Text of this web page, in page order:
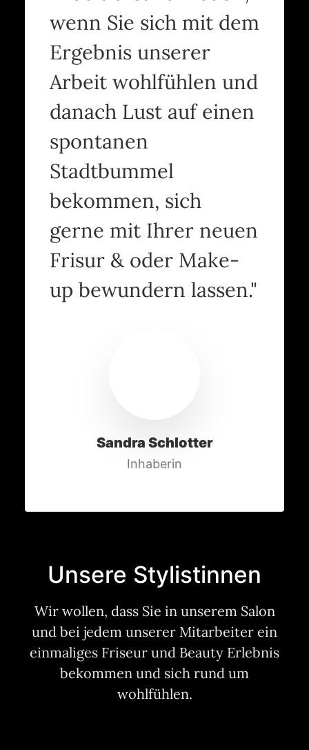
wenn Sie sich mit dem
Ergebnis unserer
Arbeit wohlfühlen und
danach Lust auf einen
spontanen
Stadtbummel
bekommen, sich
gerne mit Ihrer neuen
Frisur & oder Make-
up bewundern lassen."
Sandra Schlotter
Inhaberin
Unsere Stylistinnen
Wir wollen, dass Sie in unserem Salon
und bei jedem unserer Mitarbeiter ein
einmaliges Friseur und Beauty Erlebnis
bekommen und sich rund um
wohlfühlen.